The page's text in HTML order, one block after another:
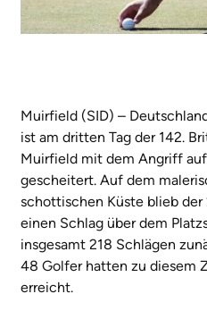
Muirfield (SID) –
ist am dritten Tag der 142.
Muirfield mit dem Angriff
gescheitert. Auf dem
schottischen Küste blieb
einen Schlag über dem
insgesamt 218 Schlägen
48 Golfer hatten zu diesem
erreicht.